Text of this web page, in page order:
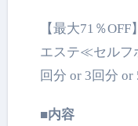
【最大71％
エステ≪セルフ
回分 or 3回分
■内容